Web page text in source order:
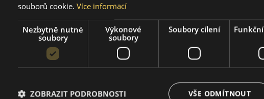
pouze
dodány
platné
souborů cookie. Více informací
Nezbytně nutné
soubory
Výkonové
soubory
Soubory cílení
VŠE ODMÍTNOUT
ZOBRAZIT PODROBNOSTI